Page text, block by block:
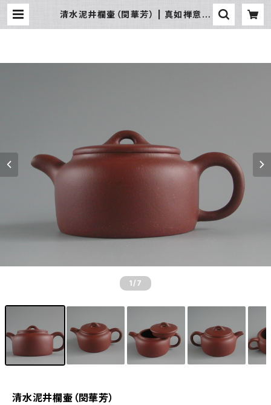
清水泥井欄壷（閔華芳） | 真如禅意精
1 /7
清水泥井欄壷（閔華芳）